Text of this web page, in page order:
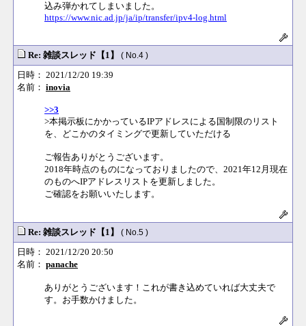
込み弾かれてしまいました。
https://www.nic.ad.jp/ja/ip/transfer/ipv4-log.html
Re: 雑談スレッド【1】 ( No.4 )
日時： 2021/12/20 19:39
名前： inovia
>>3
>本掲示板にかかっているIPアドレスによる国制限のリスト
を、どこかのタイミングで更新していただける
ご報告ありがとうございます。
2018年時点のものになっておりましたので、2021年12月現在
のものへIPアドレスリストを更新しました。
ご確認をお願いいたします。
Re: 雑談スレッド【1】 ( No.5 )
日時： 2021/12/20 20:50
名前： panache
ありがとうございます！これが書き込めていれば大丈夫で
す。お手数かけました。